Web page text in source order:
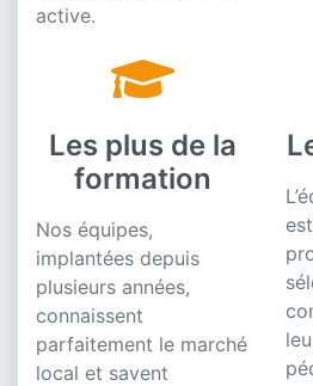
active.
Les plus de la
formation
Nos équipes,
implantées depuis
plusieurs années,
connaissent
parfaitement le marché
local et savent